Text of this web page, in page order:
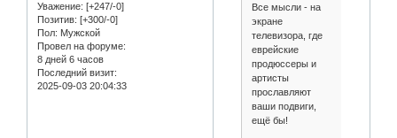
Уважение: [+247/-0]
Позитив: [+300/-0]
Пол: Мужской
Провел на форуме:
8 дней 6 часов
Последний визит:
2025-09-03 20:04:33
Все мысли - на
экране
телевизора, где
еврейские
продюссеры и
артисты
прославляют
ваши подвиги,
ещё бы!